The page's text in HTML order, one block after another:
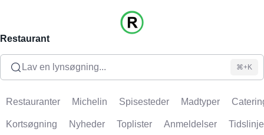
Restaurant
Lav en lynsøgning... ⌘+K
Restauranter Michelin Spisesteder Madtyper
Kortsøgning Nyheder Toplister Anmeldelser Tidslinje